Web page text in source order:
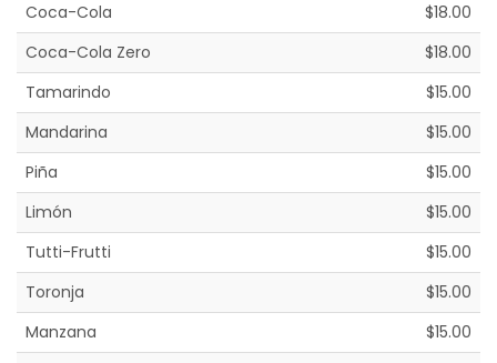
Coca-Cola
$18.00
Coca-Cola Zero
$18.00
Tamarindo
$15.00
Mandarina
$15.00
Piña
$15.00
Limón
$15.00
Tutti-Frutti
$15.00
Toronja
$15.00
Manzana
$15.00